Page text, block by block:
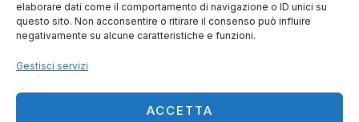
elaborare dati come il comportamento di navigazione o ID unici su
questo sito. Non acconsentire o ritirare il consenso può influire
negativamente su alcune caratteristiche e funzioni.
Gestisci servizi
ACCETTA
30
AGO